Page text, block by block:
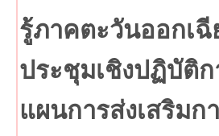
รู้ภาคตะวันออกเฉี
ประชุมเชิงปฏิบัติ
แผนการส่งเสริมก